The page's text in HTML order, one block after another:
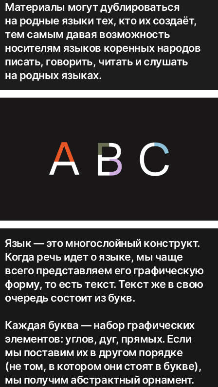
Материалы могут дублироваться
на родные языки тех, кто их создаёт,
тем самым давая возможность
носителям языков коренных народов
писать, говорить, читать и слушать
на родных языках.
Язык — это многослойный конструкт.
Когда речь идет о языке, мы чаще
всего представляем его графическую
форму, то есть текст. Текст же в свою
очередь состоит из букв.
Каждая буква — набор графических
элементов: углов, дуг, прямых. Если
мы поставим их в другом порядке
(не том, в котором они стоят в букве),
мы получим абстрактный орнамент.